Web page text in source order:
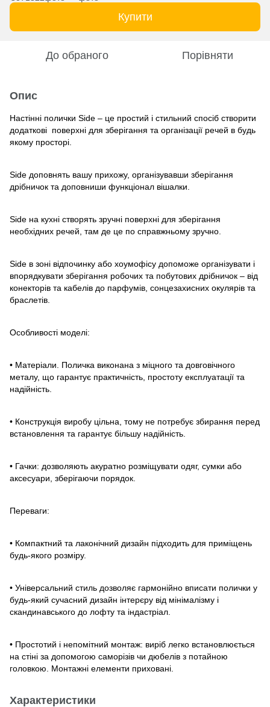
Купити
До обраного Порівняти
Опис
Настінні полички Side – це простий і стильний спосіб створити
додаткові поверхні для зберігання та організації речей в будь
якому просторі.
Side доповнять вашу прихожу, організувавши зберігання
дрібничок та доповниши функціонал вішалки.
Side на кухні створять зручні поверхні для зберігання
необхідних речей, там де це по справжньому зручно.
Side в зоні відпочинку або хоумофісу допоможе організувати і
впорядкувати зберігання робочих та побутових дрібничок – від
конекторів та кабелів до парфумів, сонцезахисних окулярів та
браслетів.
Особливості моделі:
• Матеріали. Поличка виконана з міцного та довговічного
металу, що гарантує практичність, простоту експлуатації та
надійність.
• Конструкція виробу цільна, тому не потребує збирання перед
встановлення та гарантує більшу надійність.
• Гачки: дозволяють акуратно розміщувати одяг, сумки або
аксесуари, зберігаючи порядок.
Переваги:
• Компактний та лаконічний дизайн підходить для приміщень
будь-якого розміру.
• Універсальний стиль дозволяє гармонійно вписати полички у
будь-який сучасний дизайн інтерєру від мінімалізму і
скандинавського до лофту та індастріал.
• Простотий і непомітний монтаж: виріб легко встановлюється
на стіні за допомогою саморізів чи дюбелів з потайною
головкою. Монтажні елементи приховані.
Характеристики